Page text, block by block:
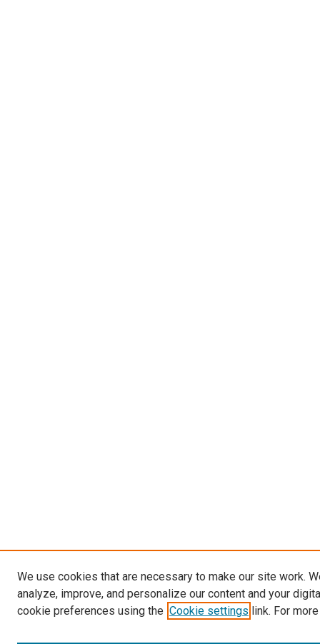
We use cookies that are necessary to make our site work.
analyze, improve, and personalize our content and your
cookie preferences using the Cookie settings link. For